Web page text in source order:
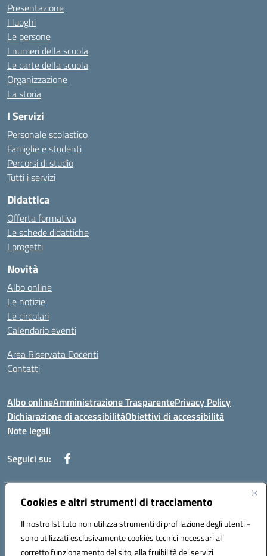
Cookies e altri strumenti di tracciamento
Il nostro Istituto non utilizza strumenti di profilazione degli utenti -
sono utilizzati esclusivamente cookies tecnici necessari al
corretto funzionamento del sito, alla fruibilità dei servizi
Presentazione
I luoghi
Le persone
I numeri della scuola
Le carte della scuola
Organizzazione
La storia
I Servizi
Personale scolastico
Famiglie e studenti
Percorsi di studio
Tutti i servizi
Didattica
Offerta formativa
Le schede didattiche
I progetti
Novità
Albo online
Le notizie
Le circolari
Calendario eventi
Area Riservata Docenti
Contatti
Albo onlineAmministrazione TrasparentePrivacy Policy
Dichiarazione di accessibilitàObiettivi di accessibilità
Note legali
Seguici su:
Indirizzo:Via Rimembranza,33 – 81020 Casapulla (CE)
Posta elettronica certificata (PEC):ceic82800v@pec.istruzione.it
Codice fiscale: 94007130613